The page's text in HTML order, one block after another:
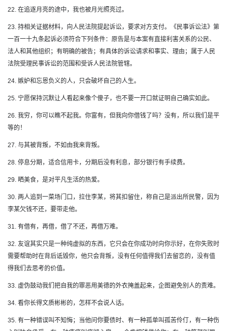
22. 在追逐月亮的途中，我也被月光照亮过。
23. 持相关证据材料，向人民法院提起诉讼，要求对方支付。《民事诉讼法》第
一百一十九条起诉必须符合下列条件：原告是与本案有直接利害关系的公民、
法人和其他组织；有明确的被告；有具体的诉讼请求和事实、理由；属于人民
法院受理民事诉讼的范围和受诉人民法院管辖。
24. 嫉妒和忘恩负义的人，只会破坏自己的人生。
25. 宁愿保持沉默让人看起来像个傻子，也不要一开口就证明自己确实如此。
26. 我穷，你可以瞧不起我。你富有，但我向你借钱了吗？没有，所以我们是平
等的！
27. 与其被背叛，不如由我来背叛。
28. 停息分期，适合信用卡，分期后没有利息，部分银行有手续费。
29. 晒美食，是对平凡生活的热爱。
30. 两人追到一菜场门口，拉住李某，将其扣留住，称自己是派出所民警，因为
李某欠钱不还，要带走他。
31. 有借有，再借，借了不还，再借万难。
32. 友谊其实只是一种纯虚拟的东西，它只会在你成功时向你示好，在你失败时
需要帮助时在背后诋毁你，他只会背叛，没有任何值得我们去留恋的，没有值
得我们去思考的价值。
33. 虚伪鼓动我们把自我的罪恶用美德的外衣掩盖起来，企图避免别人的责难。
34. 看你长得文质彬彬的，怎样不会说人话。
35. 有一种错误叫不知悔；当他问你要债时、有一种孤单叫孤苦伶仃，有一种伤